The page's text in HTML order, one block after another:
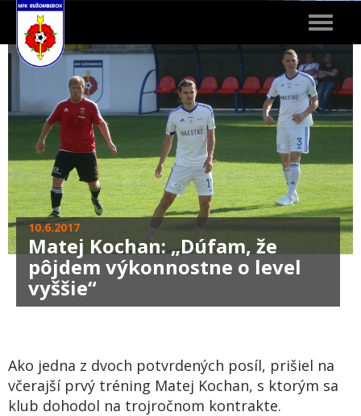
Toggle
10.6.2017
Matej Kochan: „Dúfam, že
pôjdem výkonnostne o level
vyššie“
Ako jedna z dvoch potvrdených posíl, prišiel na
včerajší prvý tréning Matej Kochan, s ktorým sa
klub dohodol na trojročnom kontrakte.